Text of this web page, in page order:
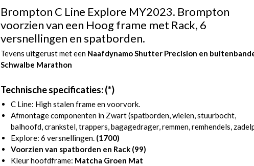
Brompton C Line Explore MY2023. Brompton
voorzien van een Hoog frame met Rack, 6
versnellingen en spatborden.
Tevens uitgerust met een Naafdynamo Shutter Precision en
Schwalbe Marathon
Technische specificaties: (*)
C Line: High stalen frame en voorvork.
Afmontage componenten in Zwart (spatborden, wielen, stuurbocht,
balhoofd, crankstel, trappers, bagagedrager, remmen, remhendels,
Explore: 6 versnellingen. (1700)
Voorzien van spatborden en Rack (99)
Kleur hoofdframe: Matcha Groen Mat